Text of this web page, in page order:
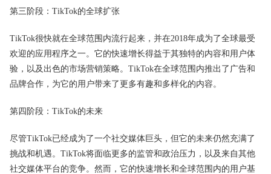
第三阶段：TikTok的全球扩张
TikTok很快就在全球范围内流行起来，并在2018年成为了全球最受
欢迎的应用程序之一。它的快速增长得益于其独特的内容和用户体
验，以及出色的市场营销策略。TikTok在全球范围内推出了广告和
品牌合作，为它的用户带来了更多有趣和多样化的内容。
第四阶段：TikTok的未来
尽管TikTok已经成为了一个社交媒体巨头，但它的未来仍然充满了
挑战和机遇。TikTok将面临更多的监管和政治压力，以及来自其他
社交媒体平台的竞争。然而，它的快速增长和全球范围内的用户基